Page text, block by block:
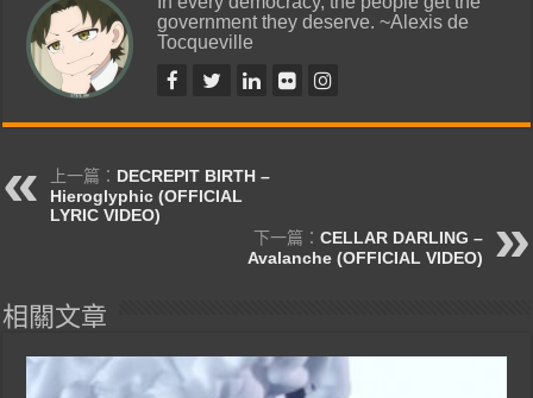
government they deserve. ~Alexis de
Tocqueville
上一篇： DECREPIT BIRTH –
Hieroglyphic (OFFICIAL
LYRIC VIDEO)
下一篇： CELLAR DARLING –
Avalanche (OFFICIAL VIDEO)
相關文章